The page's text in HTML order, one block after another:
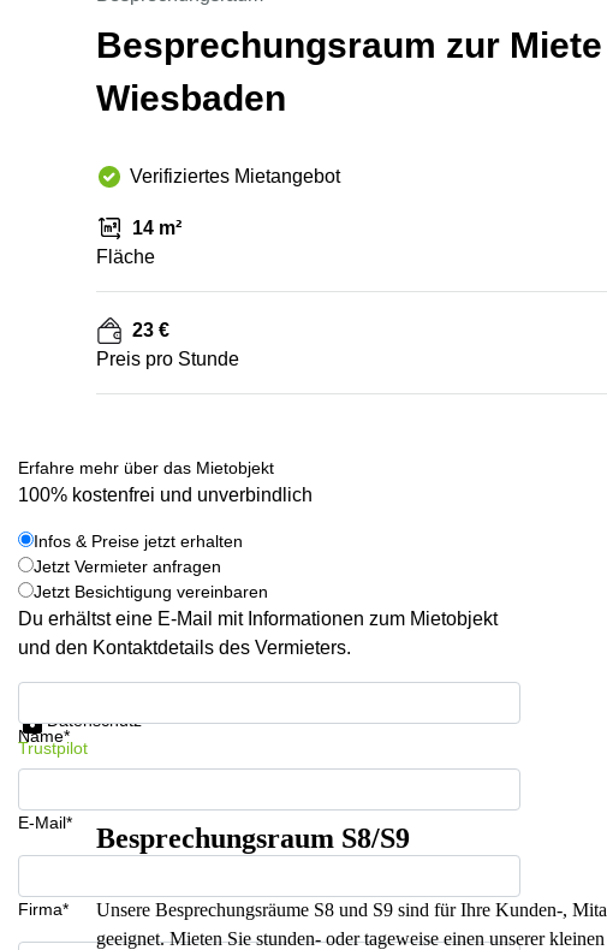
Besprechungsraum zur
Wiesbaden
Verifiziertes Mietangebot
14 m²
Fläche
23 €
Preis pro Stunde
Erfahre mehr über das Mietobjekt
100% kostenfrei und unverbindlich
Infos & Preise jetzt erhalten
Jetzt Vermieter anfragen
Jetzt Besichtigung vereinbaren
Du erhältst eine E-Mail mit Informationen zum Mietobjekt
und den Kontaktdetails des Vermieters.
Name*
E-Mail*
Firma*
Datenschutz
Trustpilot
Besprechungsraum S8/S9
Unsere Besprechungsräume S8 und S9 sind für Ihre Kunden-,
geeignet. Mieten Sie stunden- oder tageweise einen unserer